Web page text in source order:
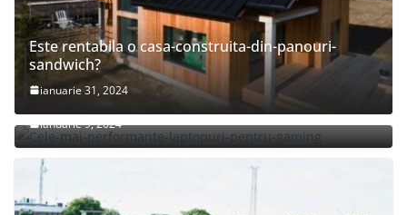
Este rentabila o casa-construita-din-panouri-
sandwich?
ianuarie 31, 2024
Cele mai peformante laptopuri pentru gaming
ianuarie 9, 2024